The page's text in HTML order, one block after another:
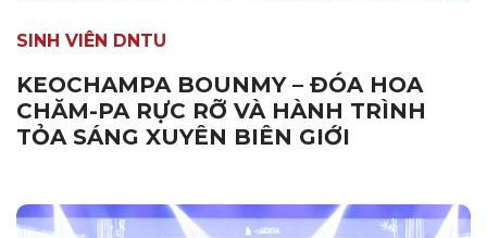
SINH VIÊN DNTU
KEOCHAMPA BOUNMY – ĐÓA HOA
CHĂM-PA RỰC RỠ VÀ HÀNH TRÌNH
TỎA SÁNG XUYÊN BIÊN GIỚI